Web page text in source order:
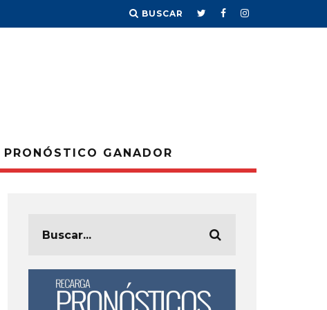
BUSCAR
PRONÓSTICO GANADOR